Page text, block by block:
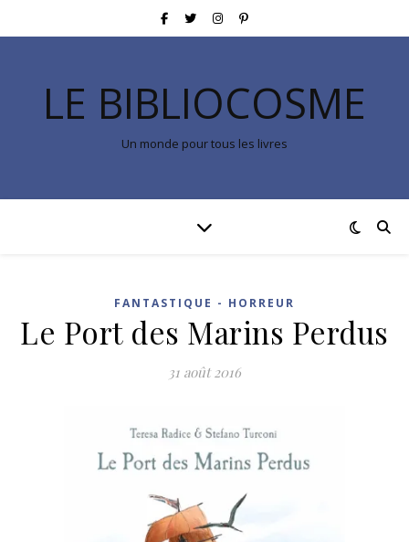
LE BIBLIOCOSME
Un monde pour tous les livres
FANTASTIQUE - HORREUR
Le Port des Marins Perdus
31 août 2016